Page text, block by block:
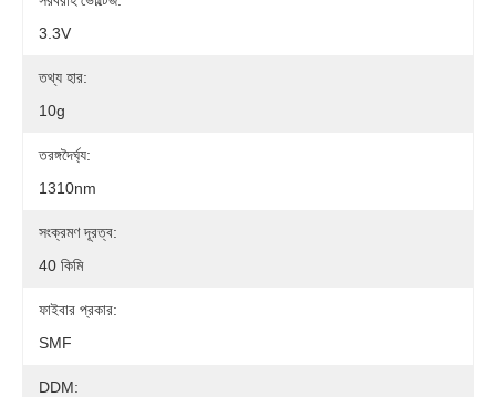
3.3V
তথ্য হার:
10g
তরঙ্গদৈর্ঘ্য:
1310nm
সংক্রমণ দূরত্ব:
40 কিমি
ফাইবার প্রকার:
SMF
DDM: